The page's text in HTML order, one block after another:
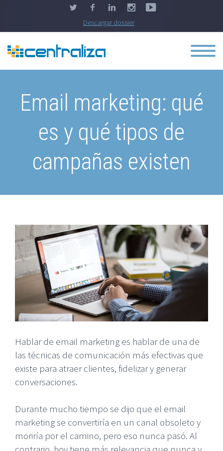
Descargar dossier
Email marketing: qué
es y qué tipos de
campañas existen
Hablar de email marketing es hablar de una de
las técnicas de comunicación más efectivas que
existe para atraer clientes, fidelizar y generar
conversaciones.
Durante mucho tiempo se dijo que el email
marketing se convertiría en un canal obsoleto y
moriría por el camino, pero eso nunca pasó. Al